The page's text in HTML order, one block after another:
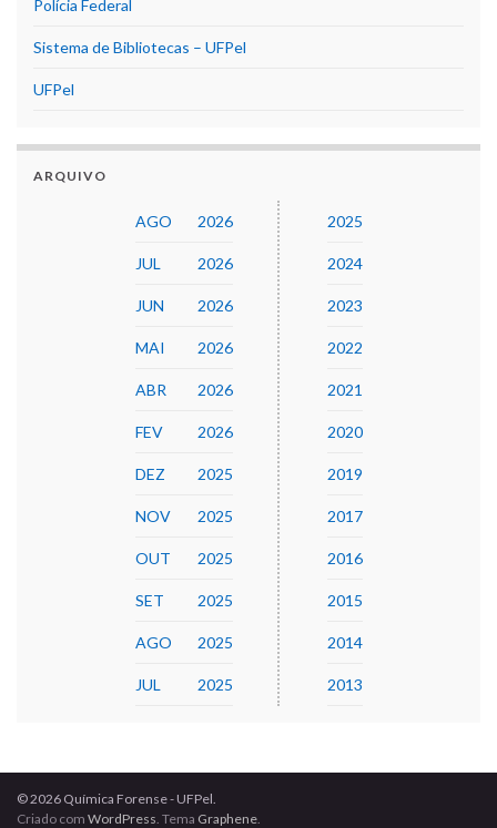
Polícia Federal
Sistema de Bibliotecas – UFPel
UFPel
ARQUIVO
AGO 2026
JUL 2026
JUN 2026
MAI 2026
ABR 2026
FEV 2026
DEZ 2025
NOV 2025
OUT 2025
SET 2025
AGO 2025
JUL 2025
2025
2024
2023
2022
2021
2020
2019
2017
2016
2015
2014
2013
© 2026 Química Forense - UFPel.
Criado com WordPress . Tema Graphene